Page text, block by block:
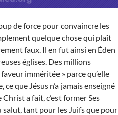
de force pour convaincre les
quelque chose qui plaît
faux. Il en fut ainsi en Éden
églises. Des millions
imméritée » parce qu’elle
que Jésus n’a jamais enseigné
a fait, c’est former Ses
salut, tant pour les Juifs que pour